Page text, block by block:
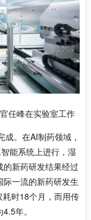
任峰在实验室工作
。在AI制药领域，
能系统上进行，湿
新药研发结果经过
一流的新药研发生
时18个月，而用传
年。